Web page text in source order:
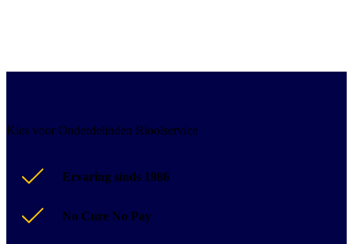
Kies voor Onderdelinden Rioolservice
Ervaring sinds 1986
No Cure No Pay